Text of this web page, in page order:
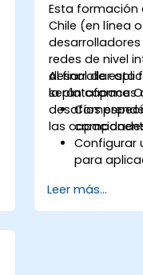
Esta formación
Chile (en línea
desarrolladores
redes de nivel
desarrollar
la plataforma
desafíos
las
Al final de esta
serán capaces
Configurar
para
redes SDN.
Leer más...